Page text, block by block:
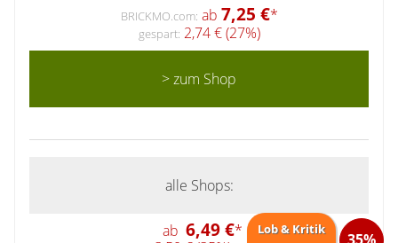
BRICKMO.com: ab 7,25 €*
gespart: 2,74 € (27%)
> zum Shop
alle Shops:
ab 6,49 €* Lob & Kritik